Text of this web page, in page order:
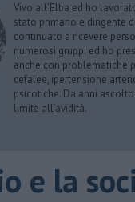
Vivo all’Elba ed ho
stato primario e dirigente
continuato a ricevere
numerosi gruppi ed ho
anche con problematiche
cefalee, ipertensione
psicotiche. Da anni
limite all’avidità.
e la